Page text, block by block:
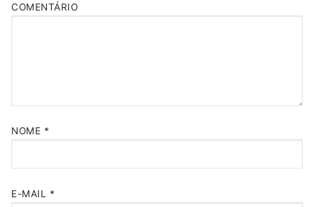
COMENTÁRIO
NOME *
E-MAIL *